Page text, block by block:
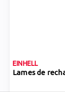
EINHELL
Lames de